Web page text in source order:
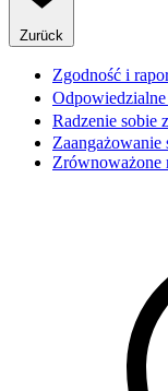
Zurück
Zgodność i
Radzenie sobie
Zaangażowanie
Zrównoważone